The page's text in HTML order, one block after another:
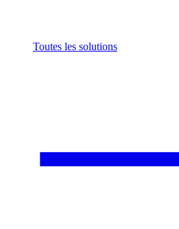
Toutes les solutions